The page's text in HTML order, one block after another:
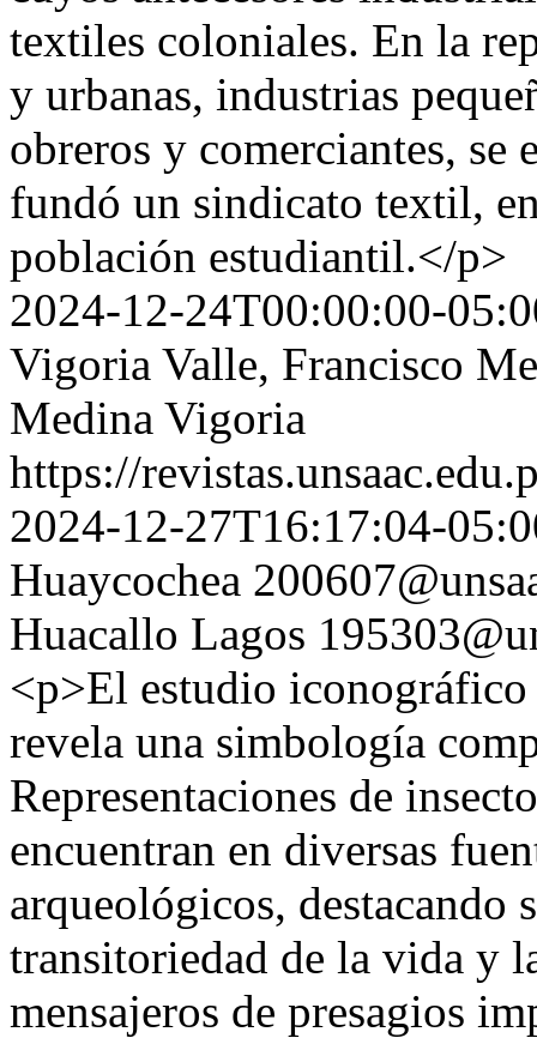
textiles coloniales. En la
y urbanas, industrias
obreros y comerciantes, se
fundó un sindicato textil,
población estudiantil.</p>
2024-12-24T00:00:00-
Vigoria Valle, Francisco
Medina Vigoria
https://
2024-12-27T16:17:04-
Huaycochea
Huacallo Lagos
<p>El estudio
revela una simbología
Representaciones de
encuentran en diversas
arqueológicos, destacando
transitoriedad de la vida y
mensajeros de presagios